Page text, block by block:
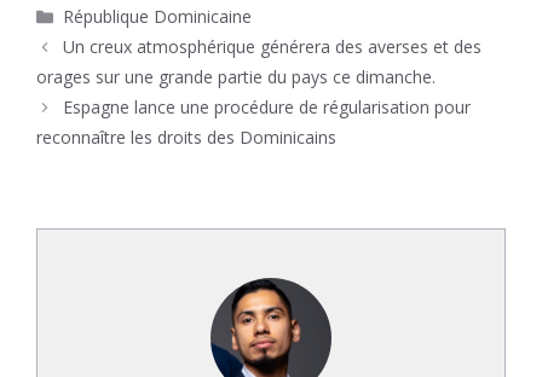
Catégories
République Dominicaine
Un creux atmosphérique générera des averses et des
orages sur une grande partie du pays ce dimanche.
Espagne lance une procédure de régularisation pour
reconnaître les droits des Dominicains